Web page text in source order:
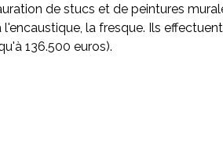
de stucs et de peintures
l'encaustique, la fresque. Ils
136.500 euros).